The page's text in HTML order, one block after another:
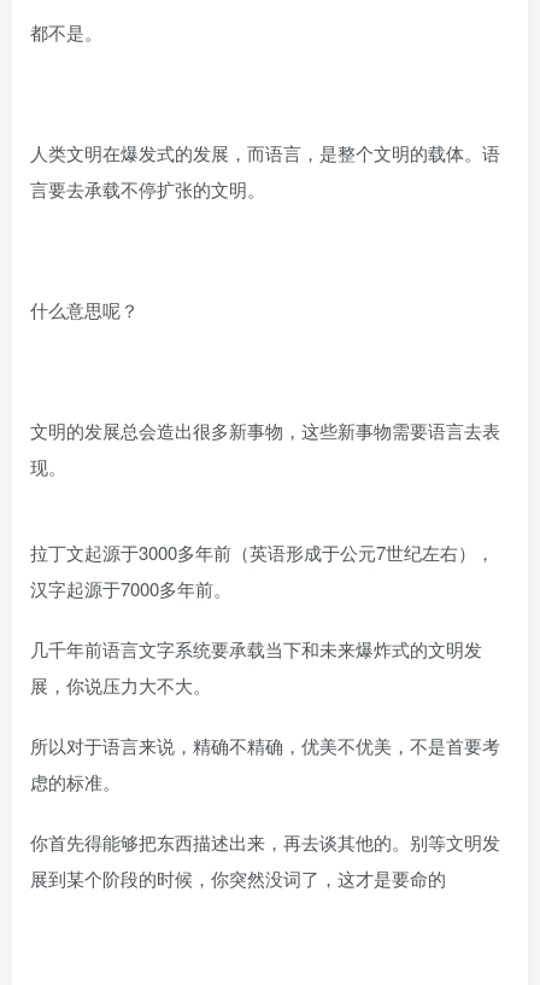
都不是。
人类文明在爆发式的发展，而语言，是整个文明的载体。语
言要去承载不停扩张的文明。
什么意思呢？
文明的发展总会造出很多新事物，这些新事物需要语言去表
现。
拉丁文起源于3000多年前（英语形成于公元7世纪左右），
汉字起源于7000多年前。
几千年前语言文字系统要承载当下和未来爆炸式的文明发
展，你说压力大不大。
所以对于语言来说，精确不精确，优美不优美，不是首要考
虑的标准。
你首先得能够把东西描述出来，再去谈其他的。别等文明发
展到某个阶段的时候，你突然没词了，这才是要命的